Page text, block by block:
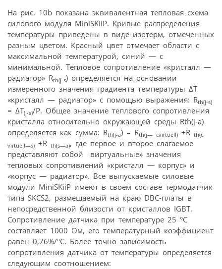
На рис. 10b показана эквивалентная тепловая схема
силового модуля MiniSKiiP. Кривые распределения
температуры приведены в виде изотерм, отмеченных
разным цветом. Красный цвет отмечает области с
максимальной температурой, синий — с
минимальной. Тепловое сопротивление «кристалл —
радиатор» Rth(j-s) определяется на основании
измеренного значения градиента температуры ΔT
«кристалл — радиатор» с помощью выражения: Rth(j-s)
= ΔТ(j-s)/P. Общее значение теплового сопротивления
кристалла относительно окружающей среды Rth(j-а)
определяется как сумма: Rth(j-a) = Rth(j— cvirtuell) +R th(c
virtuell—s) +R th(s—a), где первое и второе слагаемое
представляют собой виртуальные» значения
тепловых сопротивлений «кристалл — корпус» и
«корпус — радиатор». Все выпускаемые силовые
модули MiniSKiiP имеют в своем составе термодатчик
типа SKCS2, размещаемый на краю DBC-платы в
непосредственной близости от кристаллов IGBT.
Сопротивление датчика при температуре 25 °С
составляет 1000 Ом, его температурный коэффициент
равен 0,76%/°С. Более точно зависимость
сопротивления датчика от температуры определяется
следующим соотношением: